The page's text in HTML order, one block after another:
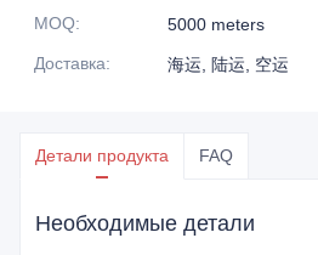
MOQ:
5000 meters
Доставка: 海运, 陆运, 空运
Детали продукта FAQ
Необходимые детали